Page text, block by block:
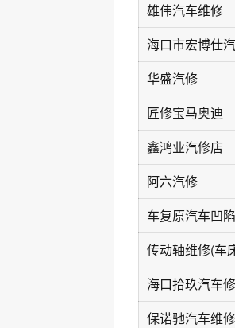
雄伟汽车维修
华盛汽修
匠修宝马奥迪
鑫鸿业汽修店
阿六汽修
车复原汽车凹
传动轴维修(车
海口拾玖汽车